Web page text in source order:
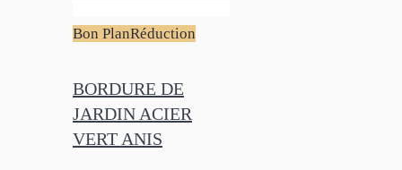
Bon PlanRéduction
BORDURE DE
JARDIN ACIER
VERT ANIS